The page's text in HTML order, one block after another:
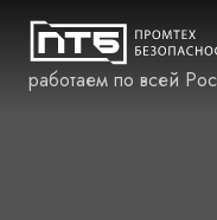
работаем по всей